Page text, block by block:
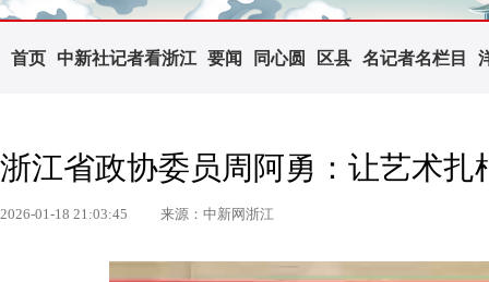
首页 中新社记者看浙江 要闻 同心圆 区县 名记者名栏目
浙江省政协委员周阿勇：让艺术
2026-01-18 21:03:45 来源：中新网浙江